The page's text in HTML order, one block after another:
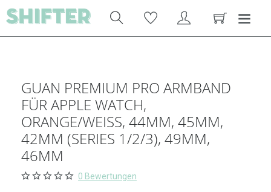
GUAN PREMIUM PRO ARMBAND
FÜR APPLE WATCH,
ORANGE/WEISS, 44MM, 45MM, 4
2MM (SERIES 1/2/3), 49MM, 4
6MM
0 Bewertungen